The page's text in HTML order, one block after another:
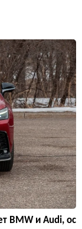
BMW и Audi, ос